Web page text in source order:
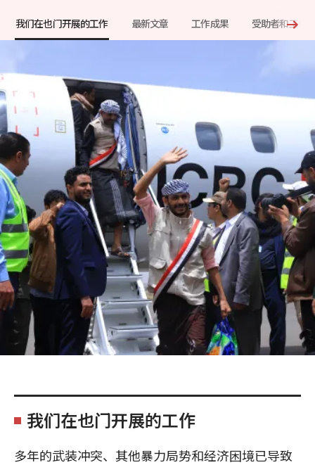
我们在也门开展的工作 最新文章 工作成果 受助者和工作
我们在也门开展的工作
多年的武装冲突、其他暴力局势和经济困境已导致